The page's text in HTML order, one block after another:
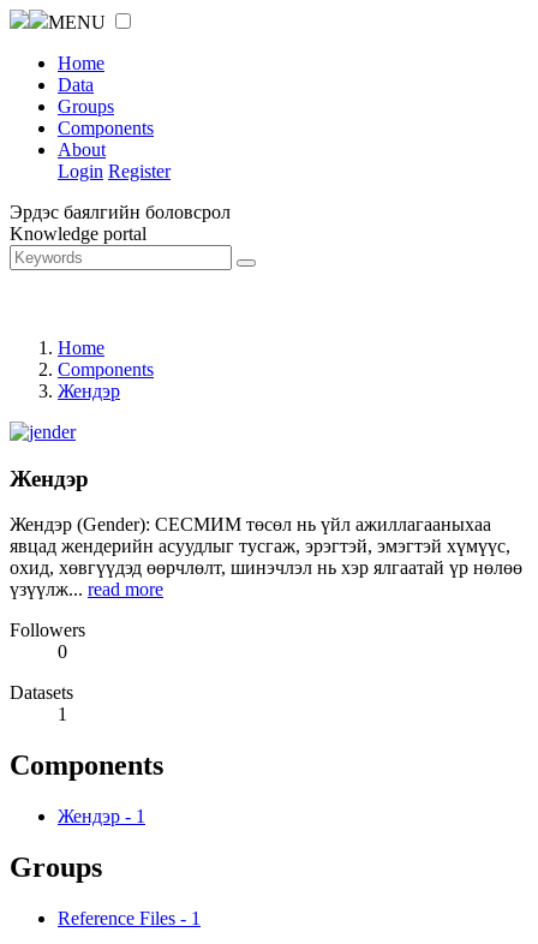
MENU
Home
Data
Groups
Components
About
Login Register
Эрдэс баялгийн боловсрол
Knowledge portal
Home
Components
Жендэр
Жендэр
Жендэр (Gender): СЕСМИМ төсөл нь үйл ажиллагааныхаа
явцад жендерийн асуудлыг тусгаж, эрэгтэй, эмэгтэй хүмүүс,
охид, хөвгүүдэд өөрчлөлт, шинэчлэл нь хэр ялгаатай үр нөлөө
үзүүлж... read more
Followers
0
Datasets
1
Components
Жендэр - 1
Groups
Reference Files - 1